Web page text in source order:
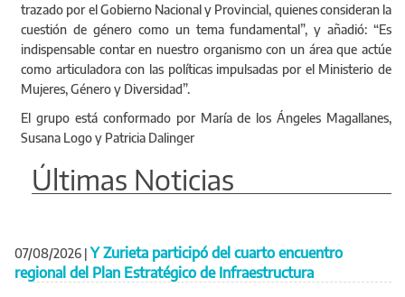
trazado por el Gobierno Nacional y Provincial, quienes consideran la
cuestión de género como un tema fundamental”, y añadió: “Es
indispensable contar en nuestro organismo con un área que actúe
como articuladora con las políticas impulsadas por el Ministerio de
Mujeres, Género y Diversidad”.
El grupo está conformado por María de los Ángeles Magallanes,
Susana Logo y Patricia Dalinger
Últimas Noticias
07/08/2026 | Y Zurieta participó del cuarto encuentro
regional del Plan Estratégico de Infraestructura